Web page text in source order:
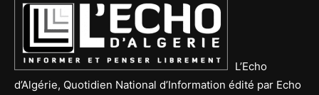
L’Echo
d’Algérie, Quotidien National d’Information édité par Echo